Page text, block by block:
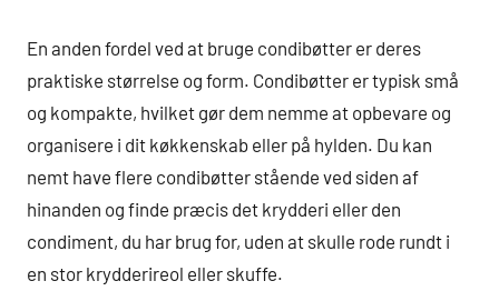
En anden fordel ved at bruge condibøtter er deres
praktiske størrelse og form. Condibøtter er typisk små
og kompakte, hvilket gør dem nemme at opbevare og
organisere i dit køkkenskab eller på hylden. Du kan
nemt have flere condibøtter stående ved siden af
hinanden og finde præcis det krydderi eller den
condiment, du har brug for, uden at skulle rode rundt i
en stor krydderireol eller skuffe.